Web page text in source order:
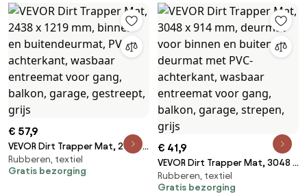
entreemat voor hal, entree,
keuken, balkon, garage, grijs
€ 57,9
VEVOR Dirt Trapper Mat, 2438 x
1219 mm, binnen- en
buitendeurmat, PVC-
Rubberen, textiel
Gratis bezorging
€ 41,9
VEVOR Dirt Trapper Mat, 3048 x
914 mm, deurmat voor binnen
en buiten, deurmat met PVC-
Rubberen, textiel
Gratis bezorging